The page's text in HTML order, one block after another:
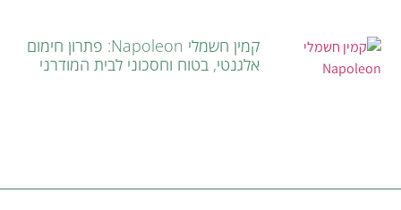
קמין חשמלי Napoleon: פתרון חימום
אלגנטי, בטוח וחסכוני לבית המודרני